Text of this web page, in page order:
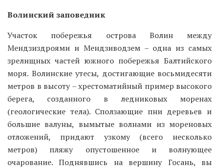
Волинский заповедник
Участок побережья острова Волин между
Мендзиздроями и Мендзиводзем – одна из самых
зрелищных частей южного побережья Балтийского
моря. Волинские утесы, достигающие восьмидесяти
метров в высоту – хрестоматийный пример высокого
берега, созданного в ледниковых моренах
(геологические тела). Сползающие пни деревьев и
большие валуны, вымытые волнами из мореновых
отложений, придают узкому (всего несколько
метров) пляжу опустошенное и волнующее
очарование. Поднявшись на вершину Госань, вы